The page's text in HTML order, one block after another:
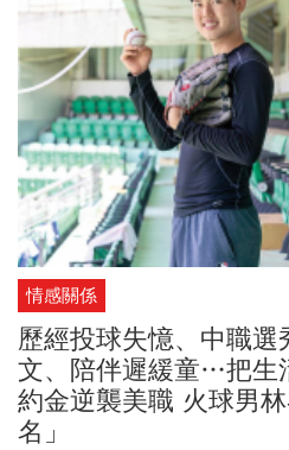
情感關係
歷經投球失憶、中職
文、陪伴遲緩童…把生
約金逆襲美職 火球男
名」